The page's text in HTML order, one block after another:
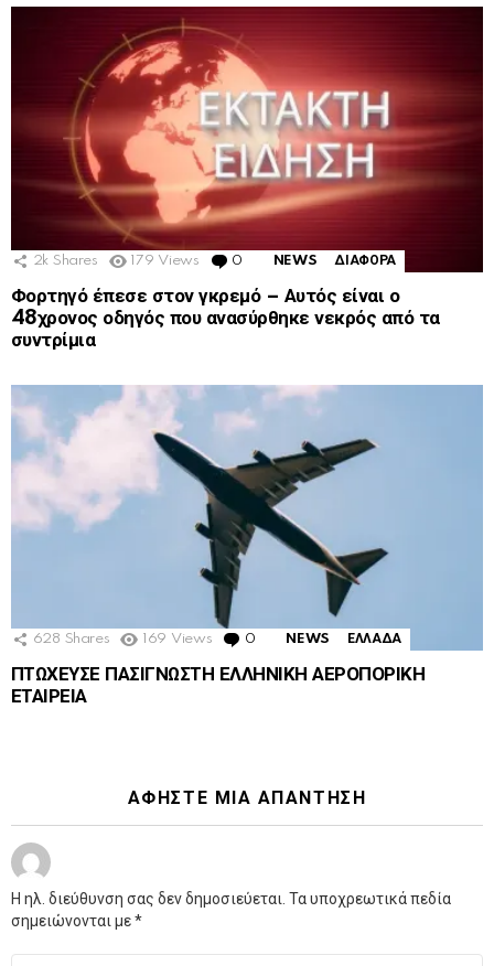
2k Shares 179 Views 0 Comments
NEWS ΔΙΑΦΟΡΑ
Φορτηγό έπεσε στον γκρεμό – Αυτός είναι ο
48χρονος οδηγός που ανασύρθηκε νεκρός από τα
συντρίμια
628 Shares 169 Views 0 Comments
NEWS ΕΛΛΑΔΑ
ΠΤΩΧΕΥΣΕ ΠΑΣΙΓΝΩΣΤΗ ΕΛΛΗΝΙΚΗ ΑΕΡΟΠΟΡΙΚΗ
ΕΤΑΙΡΕΙΑ
ΑΦΉΣΤΕ ΜΙΑ ΑΠΆΝΤΗΣΗ
Η ηλ. διεύθυνση σας δεν δημοσιεύεται. Τα υποχρεωτικά πεδία
σημειώνονται με*